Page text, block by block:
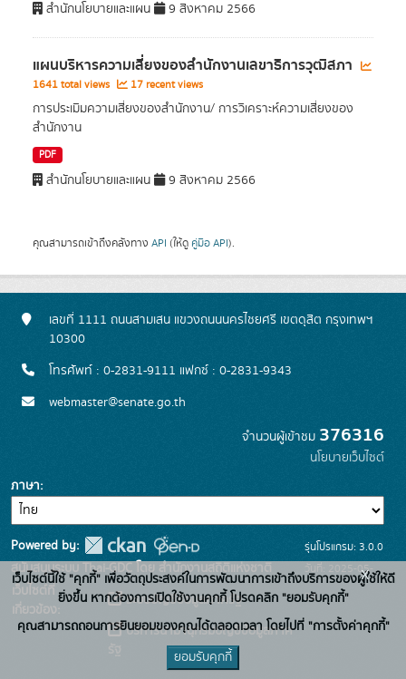
สำนักนโยบายและแผน 9 สิงหาคม 2566
แผนบริหารความเสี่ยงของสํานักงานเลขาธิการวุฒิสภา
1641 total views 17 recent views
การประเมิมความเสี่ยงของสำนักงาน/ การวิเคราะห์ความเสี่ยงของ
สำนักงาน
PDF
สำนักนโยบายและแผน 9 สิงหาคม 2566
คุณสามารถเข้าถึงคลังทาง API (ให้ดู คู่มือ API).
เลขที่ 1111 ถนนสามเสน แขวงถนนนครไชยศรี เขตดุสิต กรุงเทพฯ
10300
โทรศัพท์ : 0-2831-9111 แฟกซ์ : 0-2831-9343
webmaster@senate.go.th
จำนวนผู้เข้าชม 376316
นโยบายเว็บไซต์
ภาษา
Powered by:
สนับสนุนระบบ Thai-GDC โดย สำนักงานสถิติแห่งชาติ
เว็บไซต์ที่
เกี่ยวข้อง:
ระบบบัญชีข้อมูลภาครัฐ
บริการนามานุกรมบัญชีข้อมูลภาค
รุ่นโปรแกรม: 3.0.0
วันที่: 2025-05-
30
เว็บไซต์นี้ใช้ "คุกกี้" เพื่อวัตถุประสงค์ในการพัฒนาการเข้าถึงบริการของผู้ใช้ให้ดี
ยิ่งขึ้น หากต้องการเปิดใช้งานคุกกี้ โปรดคลิก "ยอมรับคุกกี้"
คุณสามารถถอนการยินยอมของคุณได้ตลอดเวลา โดยไปที่ "การตั้งค่าคุกกี้"
ยอมรับคุกกี้
x